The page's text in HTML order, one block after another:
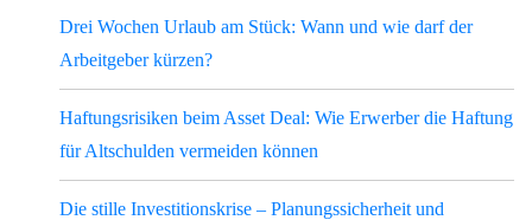
Drei Wochen Urlaub am Stück: Wann und wie darf der
Arbeitgeber kürzen?
Haftungsrisiken beim Asset Deal: Wie Erwerber die Haftung
für Altschulden vermeiden können
Die stille Investitionskrise – Planungssicherheit und